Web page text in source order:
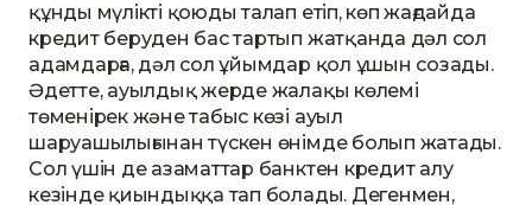
құнды мүлікті қоюды талап етіп, көп жағдайда
кредит беруден бас тартып жатқанда дәл сол
адамдарға, дәл сол ұйымдар қол ұшын созады.
Әдетте, ауылдық жерде жалақы көлемі
төменірек және табыс көзі ауыл
шаруашылығынан түскен өнімде болып жатады.
Сол үшін де азаматтар банктен кредит алу
кезінде қиындыққа тап болады. Дегенмен,